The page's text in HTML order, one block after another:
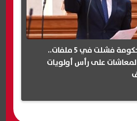
إيهاب منصور: الحكومة فشلت في 5 ملفات..
على رأس أولويات